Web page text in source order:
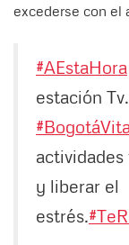
excederse con el
#AEstaHora
estación
y liberar el
estrés.